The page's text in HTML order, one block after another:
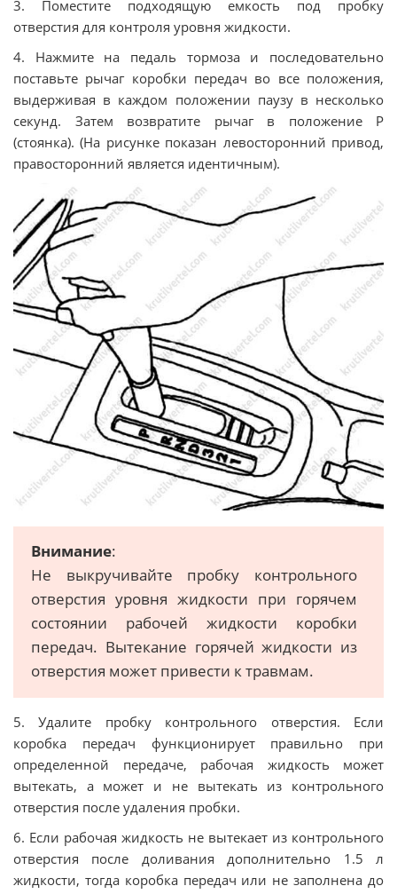
3. Поместите подходящую емкость под пробку
отверстия для контроля уровня жидкости.
4. Нажмите на педаль тормоза и последовательно
поставьте рычаг коробки передач во все положения,
выдерживая в каждом положении паузу в несколько
секунд. Затем возвратите рычаг в положение Р
(стоянка). (На рисунке показан левосторонний привод,
правосторонний является идентичным).
Внимание:
Не выкручивайте пробку контрольного
отверстия уровня жидкости при горячем
состоянии рабочей жидкости коробки
передач. Вытекание горячей жидкости из
отверстия может привести к травмам.
5. Удалите пробку контрольного отверстия. Если
коробка передач функционирует правильно при
определенной передаче, рабочая жидкость может
вытекать, а может и не вытекать из контрольного
отверстия после удаления пробки.
6. Если рабочая жидкость не вытекает из контрольного
отверстия после доливания дополнительно 1.5 л
жидкости, тогда коробка передач или не заполнена до